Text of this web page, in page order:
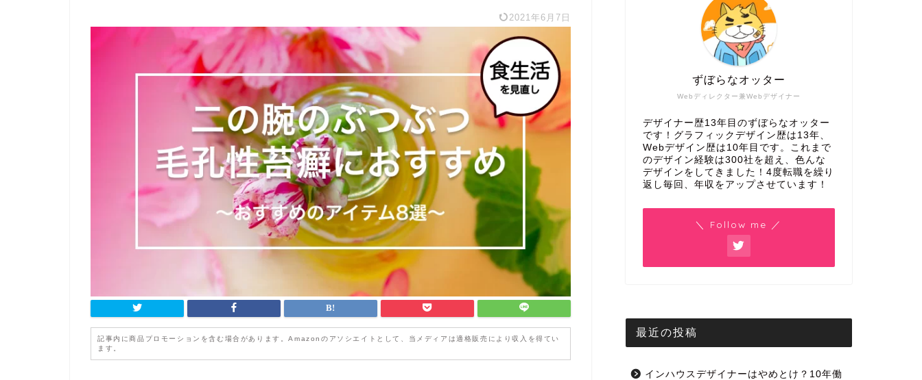
2021年6月7日
記事内に商品プロモーションを含む場合があります。Amazonのアソシエイトとして、当メディアは適格販売により収入を得てい
ます。
Webディレクター兼Webデザイナー
ずぼらなオッター
デザイナー歴13年目のずぼらなオッター
です！グラフィックデザイン歴は13年、
Webデザイン歴は10年目です。これまで
のデザイン経験は300社を超え、色んな
デザインをしてきました！4度転職を繰り
返し毎回、年収をアップさせています！
＼ Follow me ／
最近の投稿
インハウスデザイナーはやめとけ？10年働